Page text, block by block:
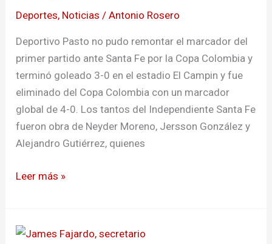
Deportes, Noticias /Antonio Rosero
Deportivo Pasto no pudo remontar el marcador del
primer partido ante Santa Fe por la Copa Colombia y
terminó goleado 3-0 en el estadio El Campin y fue
eliminado del Copa Colombia con un marcador
global de 4-0. Los tantos del Independiente Santa Fe
fueron obra de Neyder Moreno, Jersson González y
Alejandro Gutiérrez, quienes
Leer más »
En